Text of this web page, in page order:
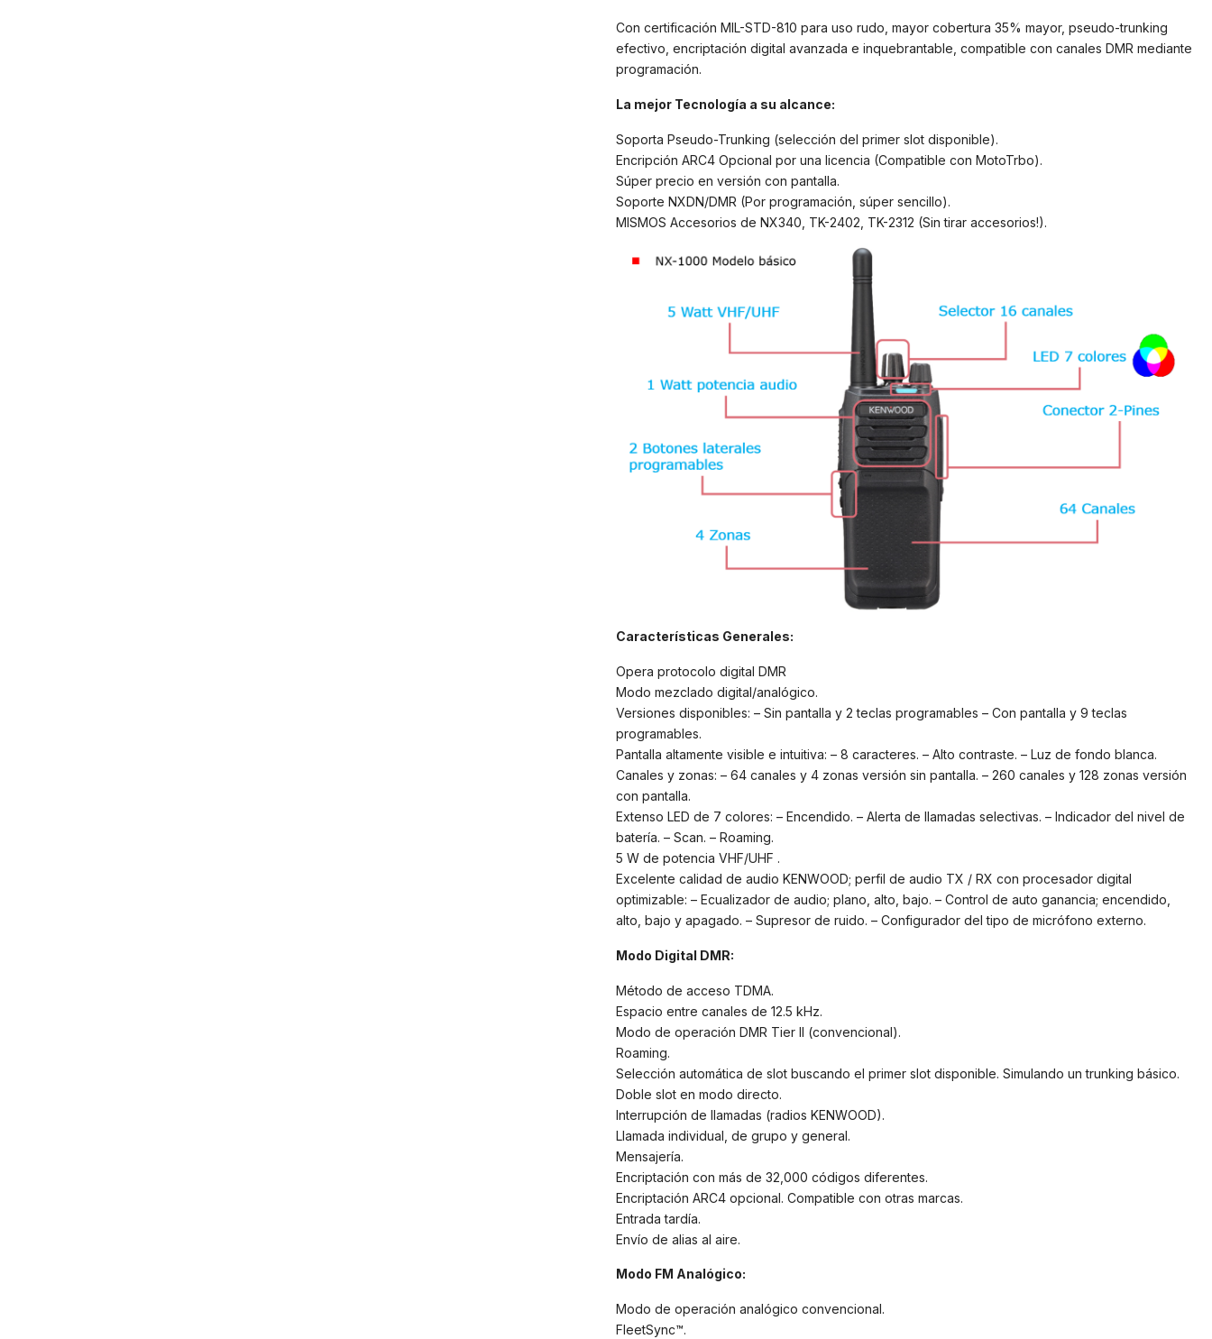
Con certificación MIL-STD-810 para uso rudo, mayor cobertura 35% mayor, pseudo-trunking
efectivo, encriptación digital avanzada e inquebrantable, compatible con canales DMR mediante
programación.
La mejor Tecnología a su alcance:
Soporta Pseudo-Trunking (selección del primer slot disponible).
Encripción ARC4 Opcional por una licencia (Compatible con MotoTrbo).
Súper precio en versión con pantalla.
Soporte NXDN/DMR (Por programación, súper sencillo).
MISMOS Accesorios de NX340, TK-2402, TK-2312 (Sin tirar accesorios!).
Características Generales:
Opera protocolo digital DMR
Modo mezclado digital/analógico.
Versiones disponibles: – Sin pantalla y 2 teclas programables – Con pantalla y 9 teclas
programables.
Pantalla altamente visible e intuitiva: – 8 caracteres. – Alto contraste. – Luz de fondo blanca.
Canales y zonas: – 64 canales y 4 zonas versión sin pantalla. – 260 canales y 128 zonas versión
con pantalla.
Extenso LED de 7 colores: – Encendido. – Alerta de llamadas selectivas. – Indicador del nivel de
batería. – Scan. – Roaming.
5 W de potencia VHF/UHF .
Excelente calidad de audio KENWOOD; perfil de audio TX / RX con procesador digital
optimizable: – Ecualizador de audio; plano, alto, bajo. – Control de auto ganancia; encendido,
alto, bajo y apagado. – Supresor de ruido. – Configurador del tipo de micrófono externo.
Modo Digital DMR:
Método de acceso TDMA.
Espacio entre canales de 12.5 kHz.
Modo de operación DMR Tier II (convencional).
Roaming.
Selección automática de slot buscando el primer slot disponible. Simulando un trunking básico.
Doble slot en modo directo.
Interrupción de llamadas (radios KENWOOD).
Llamada individual, de grupo y general.
Mensajería.
Encriptación con más de 32,000 códigos diferentes.
Encriptación ARC4 opcional. Compatible con otras marcas.
Entrada tardía.
Envío de alias al aire.
Modo FM Analógico:
Modo de operación analógico convencional.
FleetSync™.